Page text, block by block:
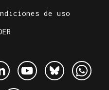
de uso